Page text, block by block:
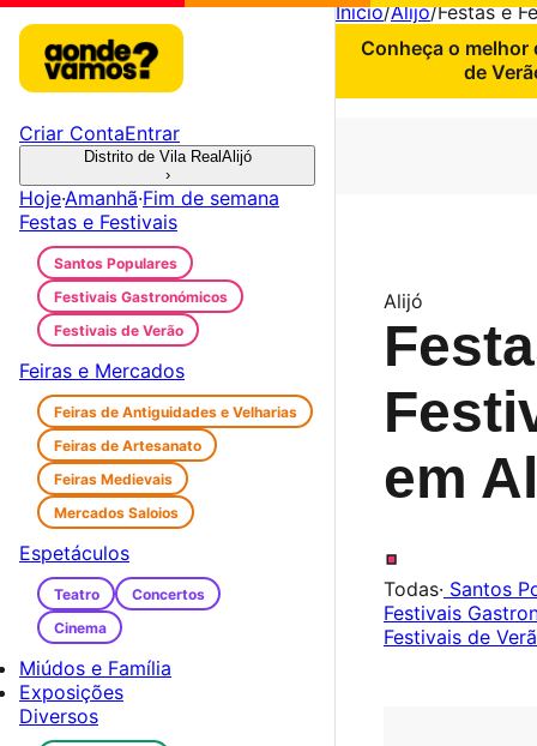
Início/Alijó/Festas e
Conheça o melhor
de
Alijó
em
.
Todas· Santos
Festivais
Festivais de
Criar ContaEntrar
Distrito de Vila RealAlijó
›
Hoje·Amanhã·Fim de semana
Festas e Festivais
Santos Populares
Festivais Gastronómicos
Festivais de Verão
Feiras e Mercados
Feiras de Antiguidades e Velharias
Feiras de Artesanato
Feiras Medievais
Mercados Saloios
Espetáculos
Teatro
Concertos
Cinema
Miúdos e Família
Exposições
Diversos